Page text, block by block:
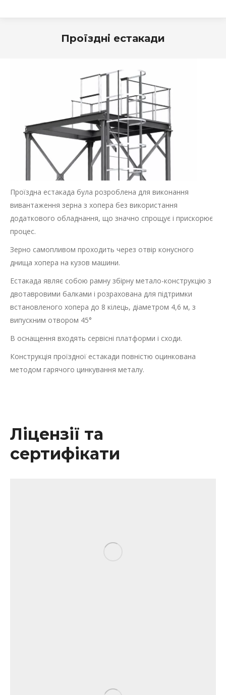
Проїздні естакади
Проїздна естакада була розроблена для виконання
вивантаження зерна з хопера без використання
додаткового обладнання, що значно спрощує і прискорює
процес.
Зерно самопливом проходить через отвір конусного
днища хопера на кузов машини.
Естакада являє собою рамну збірну метало-конструкцію з
двотавровими балками і розрахована для підтримки
встановленого хопера до 8 кілець, діаметром 4,6 м, з
випускним отвором 45°
В оснащення входять сервісні платформи і сходи.
Конструкція проїздної естакади повністю оцинкована
методом гарячого цинкування металу.
Ліцензії та
сертифікати